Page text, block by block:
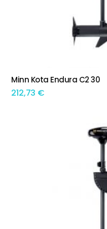
ADICIONAR
Minn Kota Endura C2 30
212,73 €